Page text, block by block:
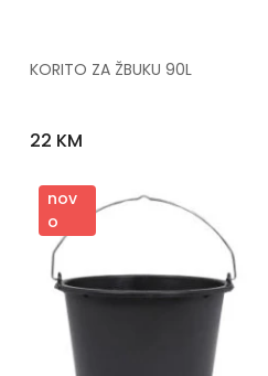
KORITO ZA ŽBUKU 90L
22 KM
nov
o